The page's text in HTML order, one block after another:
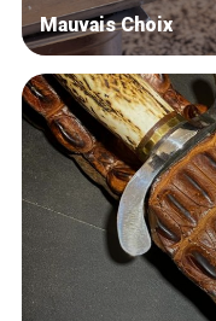
Mauvais Choix